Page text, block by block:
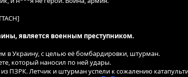
является военным преступником.
в Украину, с целью её бомбардировки, штурман.
который наносил по ней удары.
ПЗРК. Летчик и штурман успели к сожалению